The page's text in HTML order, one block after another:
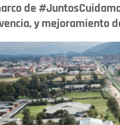
de
y mejoramiento